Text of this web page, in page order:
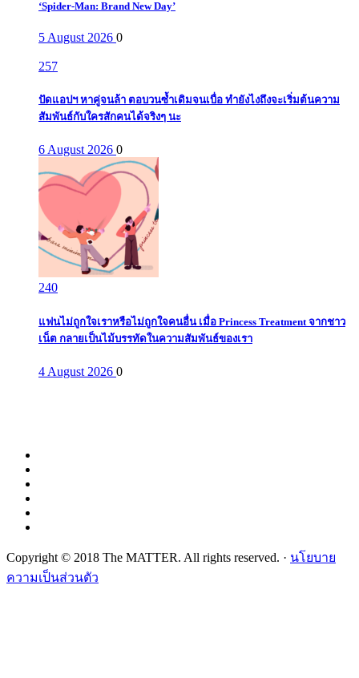
‘Spider-Man: Brand New Day’
5 August 2026 0
257
ปัดแอปฯ หาคู่จนล้า ตอบวนซ้ำเดิมจนเบื่อ ทำยังไงถึงจะเริ่มต้นความ
สัมพันธ์กับใครสักคนได้จริงๆ นะ
6 August 2026 0
240
แฟนไม่ถูกใจเราหรือไม่ถูกใจคนอื่น เมื่อ Princess Treatment จากชาว
เน็ต กลายเป็นไม้บรรทัดในความสัมพันธ์ของเรา
4 August 2026 0
Copyright © 2018 The MATTER. All rights reserved. · นโยบาย
ความเป็นส่วนตัว